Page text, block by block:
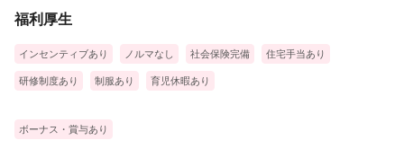
・商品や施術のアフターフォロー など
定期的なメンテナンスが必要な商品を扱うので、お客様と長期に
わたって信頼関係を構築でき、やりがいを持って業務に取り組む
福利厚生
インセンティブあり ノルマなし 社会保険完備 住宅手当あり
研修制度あり 制服あり 育児休暇あり
ボーナス・賞与あり